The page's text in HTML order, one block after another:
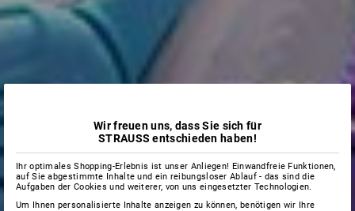
Wir freuen uns, dass Sie sich für
STRAUSS entschieden haben!
Ihr optimales Shopping-Erlebnis ist unser Anliegen! Einwandfreie Funktionen,
auf Sie abgestimmte Inhalte und ein reibungsloser Ablauf - das sind die
Aufgaben der Cookies und weiterer, von uns eingesetzter Technologien.
Um Ihnen personalisierte Inhalte anzeigen zu können, benötigen wir Ihre